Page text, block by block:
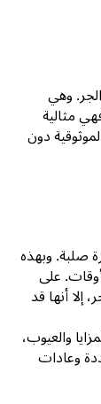
وهي
مثالية
دون
صلبة. وبهذه
على
أنها قد
والعيوب،
وعادات